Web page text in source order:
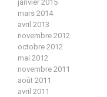
janvier 2015
mars 2014
avril 2013
novembre 2012
octobre 2012
mai 2012
novembre 2011
août 2011
avril 2011